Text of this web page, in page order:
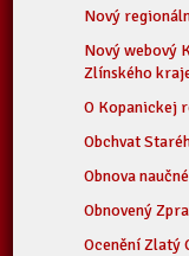
Nový
Nový webový
Zlínského
O Kopanickej
Obchvat
Obnova
Obnovený
Ocenění Zlatý